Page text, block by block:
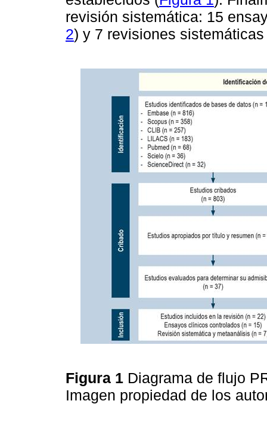
revisión sistemática: 15
2) y 7 revisiones
Figura 1 Diagrama de flujo
Imagen propiedad de los